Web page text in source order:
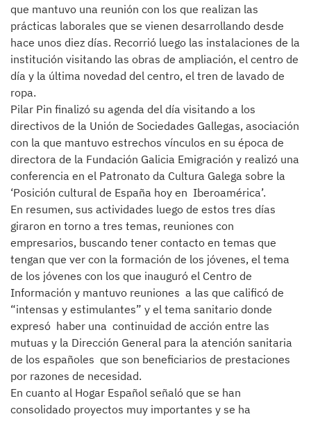
que mantuvo una reunión con los que realizan las
prácticas laborales que se vienen desarrollando desde
hace unos diez días. Recorrió luego las instalaciones de la
institución visitando las obras de ampliación, el centro de
día y la última novedad del centro, el tren de lavado de
ropa.
Pilar Pin finalizó su agenda del día visitando a los
directivos de la Unión de Sociedades Gallegas, asociación
con la que mantuvo estrechos vínculos en su época de
directora de la Fundación Galicia Emigración y realizó una
conferencia en el Patronato da Cultura Galega sobre la
‘Posición cultural de España hoy en Iberoamérica’.
En resumen, sus actividades luego de estos tres días
giraron en torno a tres temas, reuniones con
empresarios, buscando tener contacto en temas que
tengan que ver con la formación de los jóvenes, el tema
de los jóvenes con los que inauguró el Centro de
Información y mantuvo reuniones a las que calificó de
“intensas y estimulantes” y el tema sanitario donde
expresó haber una continuidad de acción entre las
mutuas y la Dirección General para la atención sanitaria
de los españoles que son beneficiarios de prestaciones
por razones de necesidad.
En cuanto al Hogar Español señaló que se han
consolidado proyectos muy importantes y se ha